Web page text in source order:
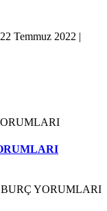
22 Temmuz 2022 |